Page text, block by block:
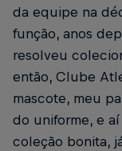
da equipe na
função, anos
resolveu
então, Clube
mascote, meu
do uniforme, e
coleção bonita,